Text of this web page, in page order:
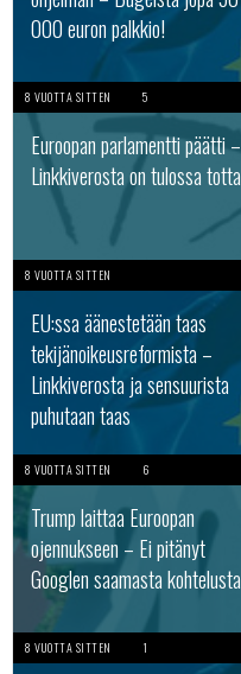
000 euron palkkio!
8 VUOTTA SITTEN 5
Euroopan parlamentti päätti –
Linkkiverosta on tulossa totta
8 VUOTTA SITTEN
EU:ssa äänestetään taas
tekijänoikeusreformista –
Linkkiverosta ja sensuurista
puhutaan taas
8 VUOTTA SITTEN 6
Trump laittaa Euroopan
ojennukseen – Ei pitänyt
Googlen saamasta kohtelusta
8 VUOTTA SITTEN 1